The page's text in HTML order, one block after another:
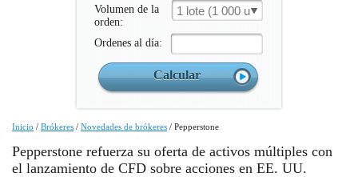
Volumen de la
orden:
1 lote (1 000 un.)
Ordenes al día:
Inicio / Brókeres / Novedades de brókeres / Pepperstone
Pepperstone refuerza su oferta de activos múltiples con
el lanzamiento de CFD sobre acciones en EE. UU.